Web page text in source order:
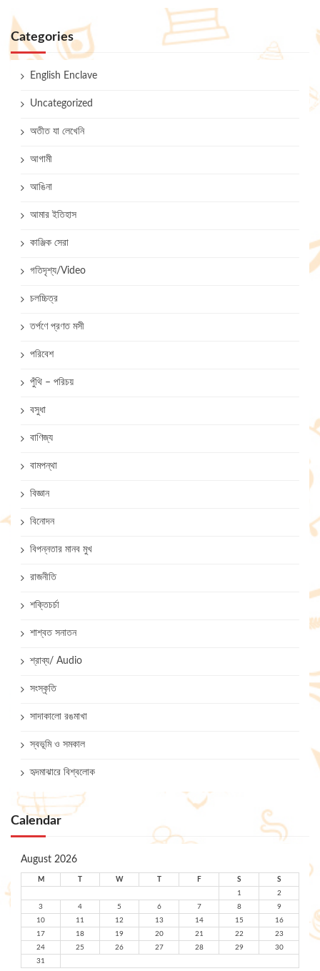
Categories
English Enclave
Uncategorized
অতীত যা লেখেনি
আগামী
আঙিনা
আমার ইতিহাস
কাঞ্জিক সেরা
গতিদৃশ্য/Video
চলচ্চিত্র
তর্পণে প্রণত মসী
পরিবেশ
পুঁথি – পরিচয়
বসুধা
বাণিজ্য
বামপন্থা
বিজ্ঞান
বিনোদন
বিপন্নতার মানব মুখ
রাজনীতি
শক্তিচর্চা
শাশ্বত সনাতন
শ্রাব্য/ Audio
সংস্কৃতি
সাদাকালো রঙমাখা
স্বভূমি ও সমকাল
হৃদমাঝারে বিশ্বলোক
Calendar
August 2026
M W F S
S
1
2
3
4 5 6 7 8
9
10
11 12 13 14 15
16
17
18 19 20 21 22
23
24
25 26 27 28 29
30
31